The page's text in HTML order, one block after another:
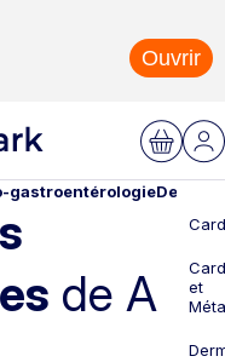
Ouvrir
gastroentérologie
de A
et